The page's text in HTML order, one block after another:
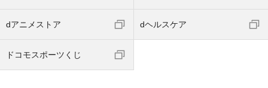
dアニメストア dヘルスケア
ドコモスポーツくじ